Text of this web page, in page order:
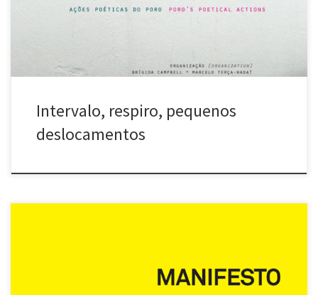
respiro, pequenos deslocamentos (baixar em PDF) O Ebook traz o
conteúdo completo do livro impresso, acrescido […]
Intervalo, respiro, pequenos
deslocamentos
por uma cidade lúdica e coletiva, por uma arte pública, crítica e
poética O Manifesto do Poro apresenta um pouco de nossas